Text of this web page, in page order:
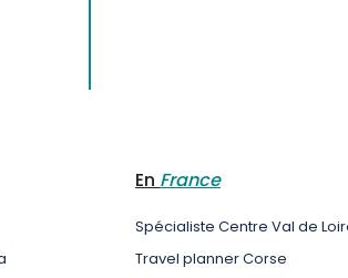
En France
Spécialiste Centre Val de
Travel planner Corse